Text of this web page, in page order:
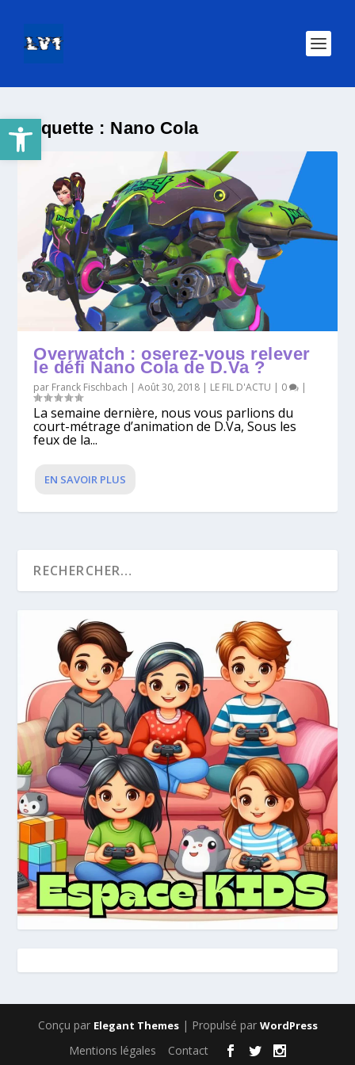
Ouvrir la barre d’outilsÉtiquette : Nano Cola
Overwatch : oserez-vous relever
le défi Nano Cola de D.Va ?
par Franck Fischbach |Août 30, 2018 | LE FIL D'ACTU | 0 |
La semaine dernière, nous vous parlions du
court-métrage d’animation de D.Va, Sous les
feux de la...
EN SAVOIR PLUS
Conçu par Elegant Themes| Propulsé par WordPress
Mentions légales Contact